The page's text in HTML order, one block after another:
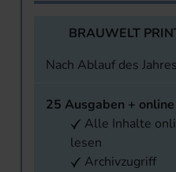
BRAUWELT
Nach Ablauf des
25 Ausgaben + online
Alle Inhalte
lesen
Archivzugriff